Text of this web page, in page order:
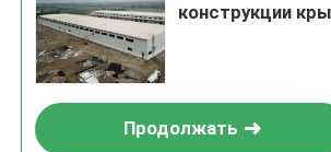
конструкции
Продолжать